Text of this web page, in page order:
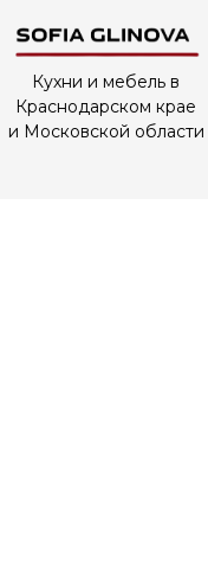
Кухни и мебель в
Краснодарском крае
и Московской области